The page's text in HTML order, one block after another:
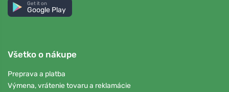
Get it on
Google Play
Všetko o nákupe
Preprava a platba
Výmena, vrátenie tovaru a reklamácie